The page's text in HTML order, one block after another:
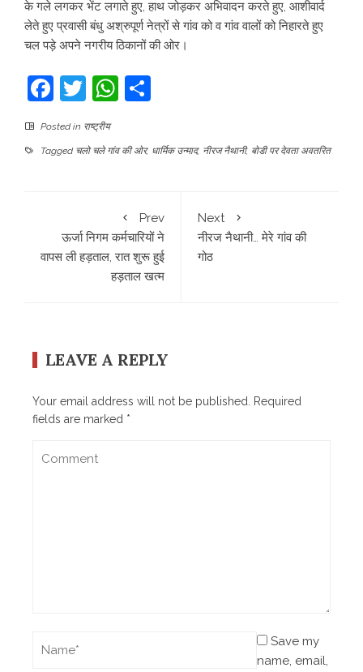
के गले लगकर भेंट लगाते हुए, हाथ जोड़कर अभिवादन करते हुए, आशीवार्द
लेते हुए प्रवासी बंधु अश्रुपूर्ण‌ नेत्रों से गांव को व गांव वालों को निहारते हुए
चल पड़े अपने नगरीय ठिकानों की ओर।
Facebook
TwitterWhatsApp
Posted in राष्ट्रीय
Tagged चलो चले गांव की ओर, धार्मिक उन्माद, नीरज नैथानी, बोडी पर देवता अवतरित
Prev
ऊर्जा निगम कर्मचारियों ने
वापस ली हड़ताल, रात शुरू हुई
हड़ताल खत्म
Next
नीरज नैथानी… मेरे गांव की
गोठ
LEAVE A REPLY
Your email address will not be published.
Required
fields are marked *
Save my
name, email,